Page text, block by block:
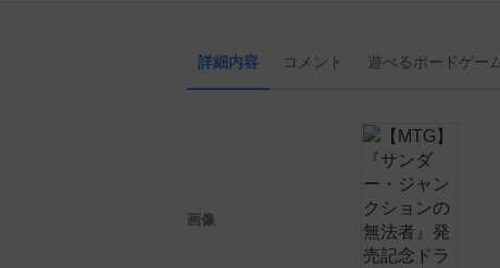
詳細内容 コメント 遊べるボードゲー
画像